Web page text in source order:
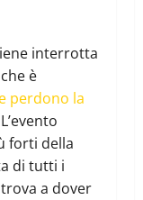
interrotta
è
perdono la
forti della
di tutti i
a dover